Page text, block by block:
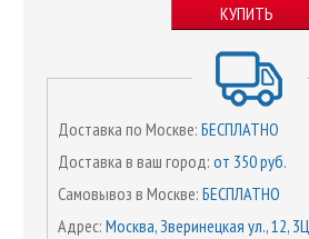
КУПИТЬ
Доставка по Москве: БЕСПЛАТНО
Доставка в ваш город: от 350 руб.
Самовывоз в Москве: БЕСПЛАТНО
Адрес: Москва, Зверинецкая ул., 12, 3Ц